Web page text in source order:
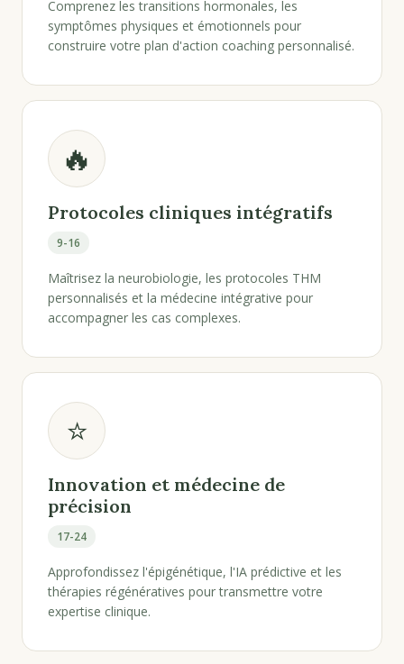
Comprenez les transitions hormonales, les
symptômes physiques et émotionnels pour
construire votre plan d'action coaching personnalisé.
🔥
Protocoles cliniques intégratifs
9-16
Maîtrisez la neurobiologie, les protocoles THM
personnalisés et la médecine intégrative pour
accompagner les cas complexes.
⭐
Innovation et médecine de
précision
17-24
Approfondissez l'épigénétique, l'IA prédictive et les
thérapies régénératives pour transmettre votre
expertise clinique.